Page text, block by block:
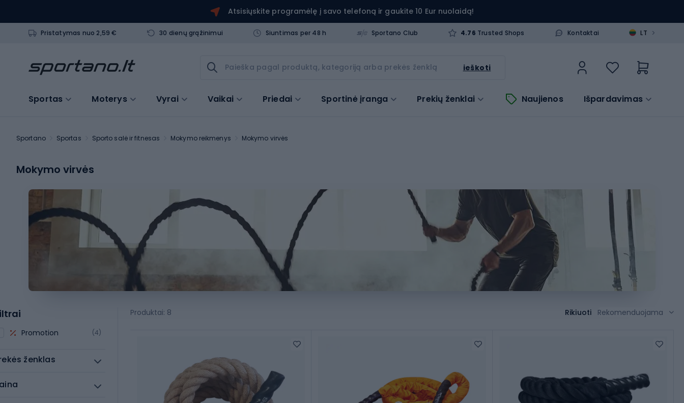
Atsisiųskite programėlę į savo telefoną ir gaukite 10 Eur nuolaidą!
Pristatymas nuo 2,59 € 30 dienų grąžinimui Siuntimas per 48 h Sportano Club 4.76 Trusted Shops Kontaktai LT >
ieškoti
Sportas Moterys Vyrai Vaikai Priedai Sportinė įranga Prekių ženklai Naujienos Išpardavimas
Sportano Sportas Sporto salė ir fitnesas Mokymo reikmenys Mokymo virvės
Mokymo virvės
Promotion (4)
ženklas
Produktai: 8 Rikiuoti Rekomenduojama